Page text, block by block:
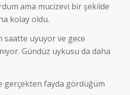
ama mucizevi bir şekilde
kolay oldu.
saatte uyuyor ve gece
Gündüz uykusu da daha
gerçekten fayda gördüğüm